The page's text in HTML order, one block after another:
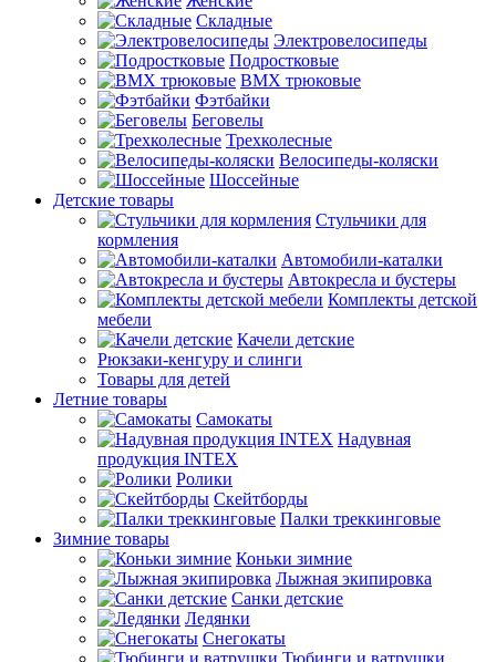
Складные
Электровелосипеды
Подростковые
BMX трюковые
Фэтбайки
Беговелы
Трехколесные
Велосипеды-коляски
Шоссейные
Детские товары
Стульчики для
кормления
Автомобили-каталки
Автокресла и бустеры
Комплекты детской
мебели
Качели детские
Рюкзаки-кенгуру и слинги
Товары для детей
Летние товары
Самокаты
Надувная
продукция INTEX
Ролики
Скейтборды
Палки треккинговые
Зимние товары
Коньки зимние
Лыжная экипировка
Санки детские
Ледянки
Снегокаты
Тюбинги и ватрушки